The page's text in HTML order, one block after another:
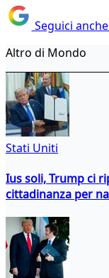
Seguici
Altro di Mondo
Stati Uniti
Ius soli, Trump ci
cittadinanza per